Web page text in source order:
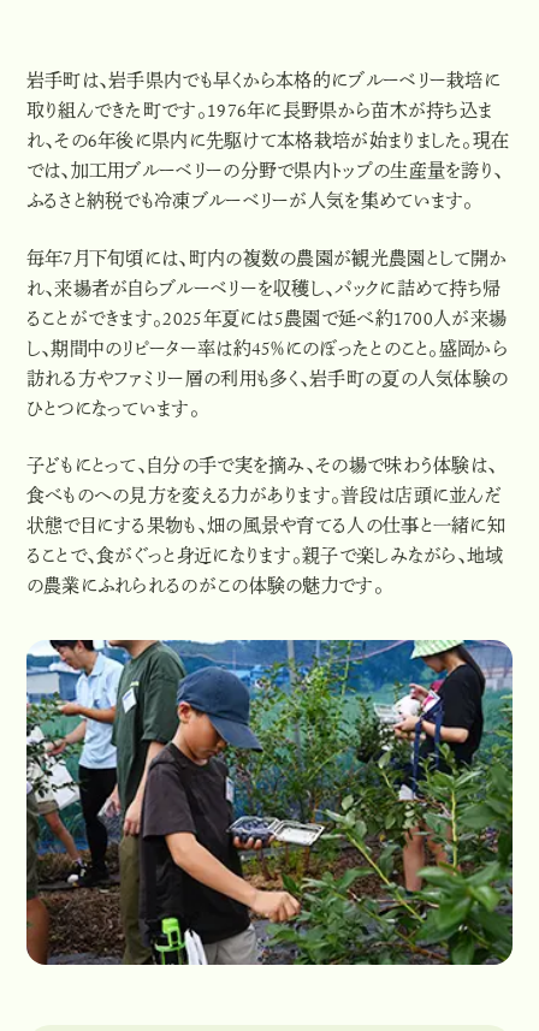
岩手町は、岩手県内でも早くから本格的にブルーベリー栽培に
取り組んできた町です。1976年に長野県から苗木が持ち込ま
れ、その6年後に県内に先駆けて本格栽培が始まりました。現在
では、加工用ブルーベリーの分野で県内トップの生産量を誇り、
ふるさと納税でも冷凍ブルーベリーが人気を集めています。
毎年7月下旬頃には、町内の複数の農園が観光農園として開か
れ、来場者が自らブルーベリーを収穫し、パックに詰めて持ち帰
ることができます。2025年夏には5農園で延べ約1700人が来場
し、期間中のリピーター率は約45％にのぼったとのこと。盛岡から
訪れる方やファミリー層の利用も多く、岩手町の夏の人気体験の
ひとつになっています。
子どもにとって、自分の手で実を摘み、その場で味わう体験は、
食べものへの見方を変える力があります。普段は店頭に並んだ
状態で目にする果物も、畑の風景や育てる人の仕事と一緒に知
ることで、食がぐっと身近になります。親子で楽しみながら、地域
の農業にふれられるのがこの体験の魅力です。